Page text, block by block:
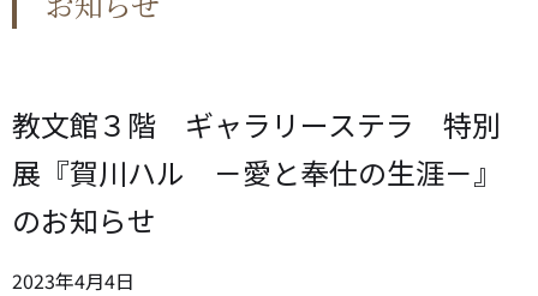
教文館３階 ギャラリーステラ 特別
展『賀川ハル －愛と奉仕の生涯－』
のお知らせ
2023年4月4日